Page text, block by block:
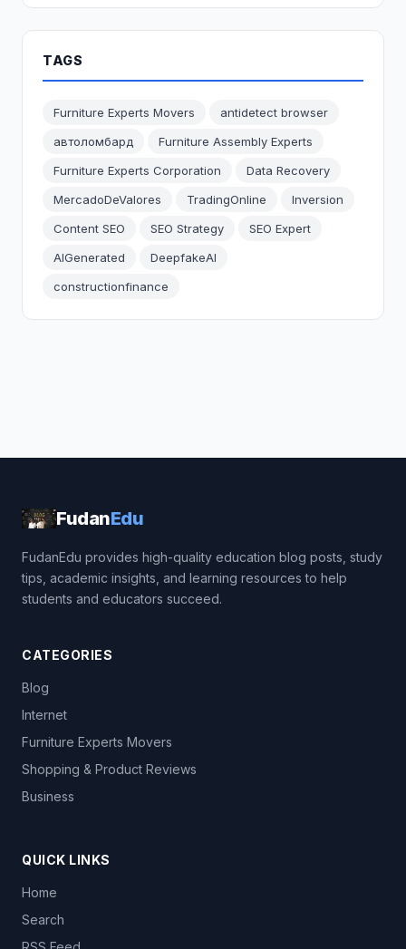
TAGS
Furniture Experts Movers
antidetect browser
автоломбард
Furniture Assembly Experts
Furniture Experts Corporation
Data Recovery
MercadoDeValores
TradingOnline
Inversion
Content SEO
SEO Strategy
SEO Expert
AIGenerated
DeepfakeAI
constructionfinance
FudanEdu
FudanEdu provides high-quality education blog posts, study
tips, academic insights, and learning resources to help
students and educators succeed.
CATEGORIES
Blog
Internet
Furniture Experts Movers
Shopping & Product Reviews
Business
QUICK LINKS
Home
Search